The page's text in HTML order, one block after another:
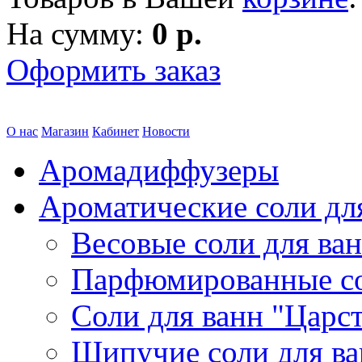
На сумму: 0 р.
Оформить заказ
О нас Магазин Кабинет Новости
Аромадиффузеры
Ароматические соли
Весовые соли для
Парфюмированные
Соли для ванн
Шипучие соли для